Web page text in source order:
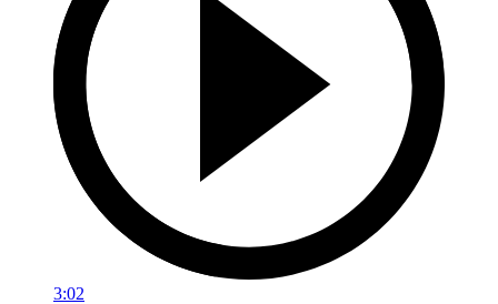
3:02